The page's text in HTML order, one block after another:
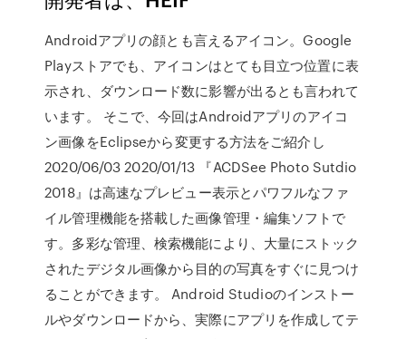
Androidアプリの顔とも言えるアイコン。Google
Playストアでも、アイコンはとても目立つ位置に表
示され、ダウンロード数に影響が出るとも言われて
います。 そこで、今回はAndroidアプリのアイコ
ン画像をEclipseから変更する方法をご紹介し
2020/06/03 2020/01/13 『ACDSee Photo Sutdio
2018』は高速なプレビュー表示とパワフルなファ
イル管理機能を搭載した画像管理・編集ソフトで
す。多彩な管理、検索機能により、大量にストック
されたデジタル画像から目的の写真をすぐに見つけ
ることができます。 Android Studioのインストー
ルやダウンロードから、実際にアプリを作成してテ